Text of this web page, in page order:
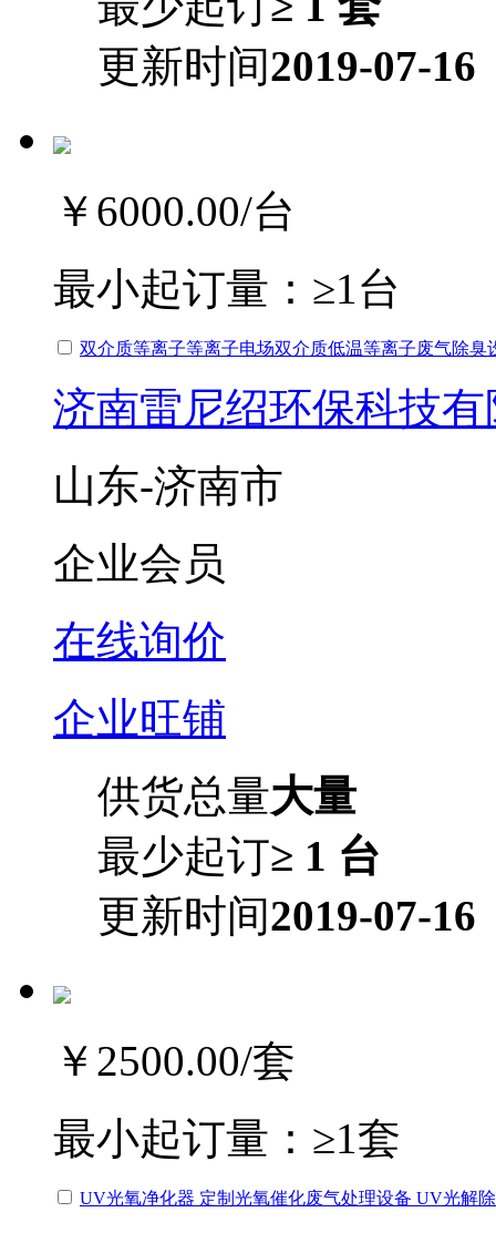
更新时间2019-07-16
￥6000.00/台
最小起订量： ≥1台
双介质等离子等离子电场双介质低温等离子废气除臭
济南雷尼绍环保科技
山东-济南市
企业会员
在线询价
企业旺铺
供货总量大量
最少起订≥ 1 台
更新时间2019-07-16
￥2500.00/套
最小起订量： ≥1套
UV光氧净化器 定制光氧催化废气处理设备 UV光解